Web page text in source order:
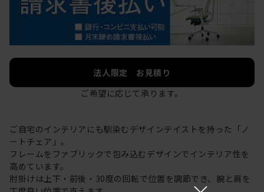
法人限定 お見積り
ご希望に応じて承ります。
ご自宅のインテリアにも馴染むデザインテイストを持った「ノ
ートチェア」。
フレームをファブリックで包み込むデザインでインテリア性を
高めています。
肘掛けは上下・前後・30度の回転で位置を調節でき、腕と肩を